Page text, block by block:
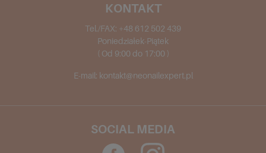
KONTAKT
Tel./FAX: +48 612 502 439
Poniedziałek-Piątek
( Od 9:00 do 17:00 )
E-mail: kontakt@neonailexpert.pl
SOCIAL MEDIA